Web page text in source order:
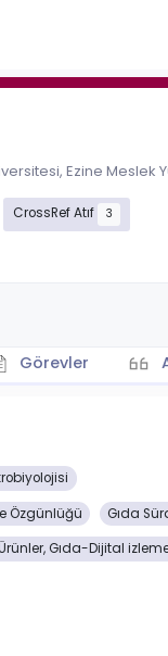
Ezine Meslek
CrossRef Atıf 3
Görevler
Özgünlüğü Gıda
Gıda-Dijital